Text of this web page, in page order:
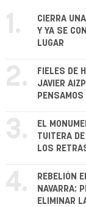
1.
CIERRA
Y YA SE
LUGAR
2.
FIELES DE
JAVIER
3.
EL
TUITERA
LOS
4.
REBELIÓN
NAVARRA:
ELIMINAR